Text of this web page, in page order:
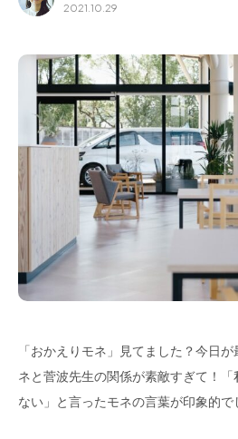
Recruit
フラッグシップストア
熊本店
Arv
2021.10.29
「おかえりモネ」見てました？今日
ネと菅波先生の関係が素敵すぎて！
ない」と言ったモネの言葉が印象的で